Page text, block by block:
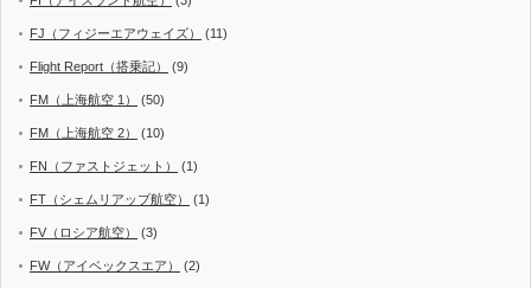
FJ（フィジーエアウェイズ） (11)
Flight Report（搭乗記） (9)
FM（上海航空 1） (50)
FM（上海航空 2） (10)
FN（ファストジェット） (1)
FT（シェムリアップ航空） (1)
FV（ロシア航空） (3)
FW（アイベックスエア） (2)